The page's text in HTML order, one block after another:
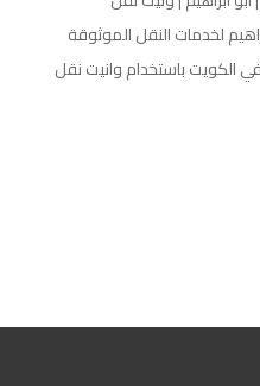
لخدمات النقل الموثوقة
باستخدام وانيت نقل